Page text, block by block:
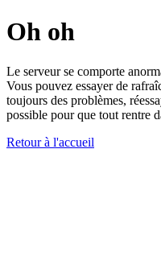
Oh oh
Le serveur se comporte
Vous pouvez essayer de
toujours des problèmes,
possible pour que tout rentre
Retour à l'accueil